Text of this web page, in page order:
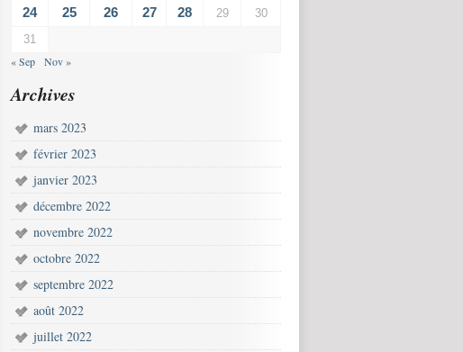
24 25 26 27 28 29
30
31
« Sep Nov »
Archives
mars 2023
février 2023
janvier 2023
décembre 2022
novembre 2022
octobre 2022
septembre 2022
août 2022
juillet 2022